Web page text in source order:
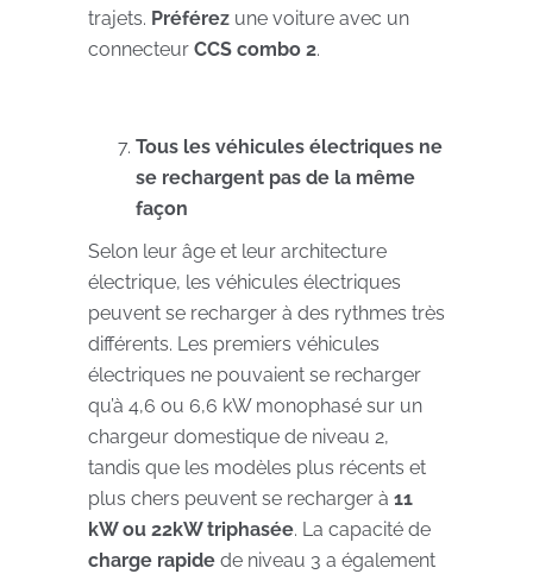
trajets. Préférez une voiture avec un
connecteur CCS combo 2.
Tous les véhicules électriques ne
se rechargent pas de la même
façon
Selon leur âge et leur architecture
électrique, les véhicules électriques
peuvent se recharger à des rythmes très
différents. Les premiers véhicules
électriques ne pouvaient se recharger
qu’à 4,6 ou 6,6 kW monophasé sur un
chargeur domestique de niveau 2,
tandis que les modèles plus récents et
plus chers peuvent se recharger à 11
kW ou 22kW triphasée. La capacité de
charge rapide de niveau 3 a également